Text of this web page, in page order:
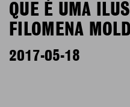
QUE É UMA
FILOMENA
2017-05-18